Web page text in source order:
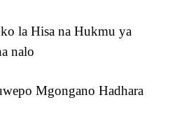
la Hisa na Hukmu ya
nalo
Mgongano Hadhara